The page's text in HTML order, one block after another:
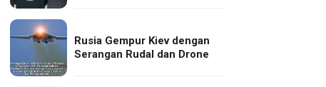
Rusia Gempur Kiev dengan
Serangan Rudal dan Drone